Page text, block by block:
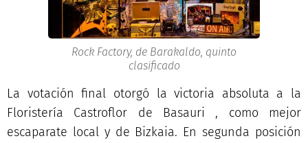
Rock Factory, de Barakaldo, quinto
clasificado
La votación final otorgó la victoria absoluta a la
Floristería Castroflor de Basauri , como mejor
escaparate local y de Bizkaia. En segunda posición